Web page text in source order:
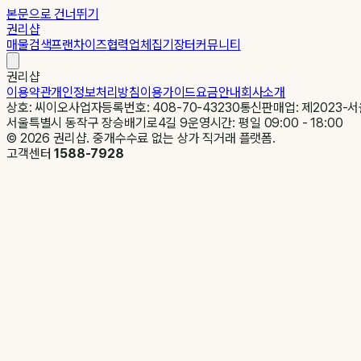
본문으로 건너뛰기
권리샵
매물검색프랜차이즈협력업체집기장터커뮤니티
권리샵
이용약관개인정보처리방침이용가이드요금안내회사소개
상호: 씨이오사업자등록번호: 408-70-43230통신판매업: 제2023-
서울특별시 동작구 장승배기로4길 9운영시간: 평일 09:00 - 18:00
© 2026 권리샵. 중개수수료 없는 상가 직거래 플랫폼.
고객센터1588-7928